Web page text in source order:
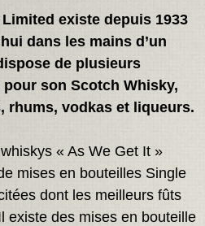
existe depuis 1933
dans les mains d’un
de plusieurs
son Scotch Whisky,
rhums, vodkas et liqueurs.
« As We Get It »
mises en bouteilles Single
dont les meilleurs fûts
existe des mises en bouteille